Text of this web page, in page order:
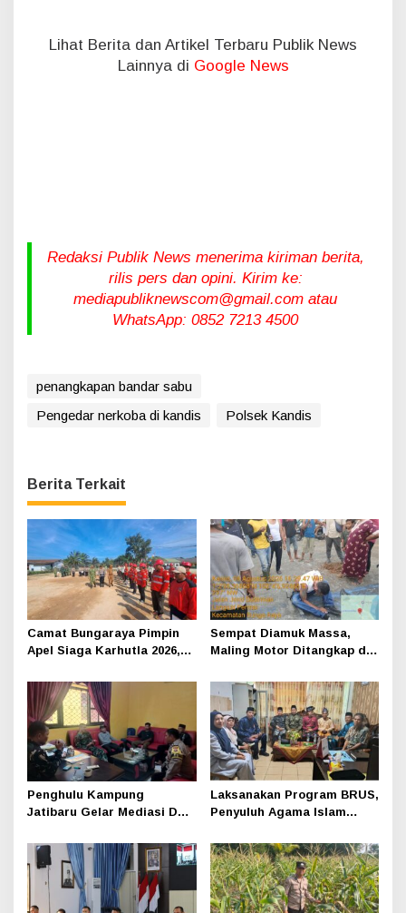
Lihat Berita dan Artikel Terbaru Publik News
Lainnya di Google News
Redaksi Publik News menerima kiriman berita,
rilis pers dan opini. Kirim ke:
mediapubliknewscom@gmail.com atau
WhatsApp: 0852 7213 4500
penangkapan bandar sabu
Pengedar nerkoba di kandis
Polsek Kandis
Berita Terkait
Camat Bungaraya Pimpin
Apel Siaga Karhutla 2026,
Perusahaan dan
Masyarakat Dikuatkan
Sempat Diamuk Massa,
Maling Motor Ditangkap di
Penghulu Kampung
Jatibaru Gelar Mediasi Dua
Pihak Tak Hadir
Laksanakan Program BRUS,
Penyuluh Agama Islam
1